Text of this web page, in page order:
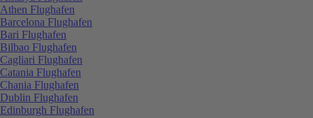
Athen Flughafen
Barcelona Flughafen
Bari Flughafen
Bilbao Flughafen
Cagliari Flughafen
Catania Flughafen
Chania Flughafen
Dublin Flughafen
Edinburgh Flughafen